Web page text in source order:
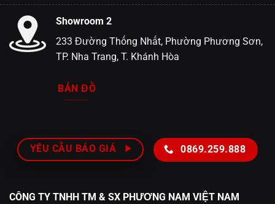
Showroom 2
233 Đường Thống Nhất, Phường Phương Sơn,
TP. Nha Trang, T. Khánh Hòa
BẢN ĐỒ
YÊU CẦU BÁO GIÁ 0869.259.888
CÔNG TY TNHH TM & SX PHƯƠNG NAM VIỆT NAM